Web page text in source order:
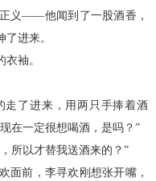
义——他闻到了一股酒香，
进来。
袖。
了进来，用两只手捧着酒
在一定很想喝酒，是吗？”
以才替我送酒来的？”
前，李寻欢刚想张开嘴，